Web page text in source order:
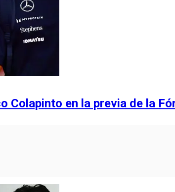
Colapinto en la previa de la